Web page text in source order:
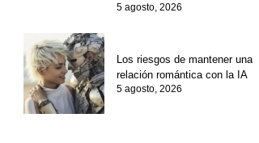
5 agosto, 2026
Los riesgos de mantener una
relación romántica con la IA
5 agosto, 2026